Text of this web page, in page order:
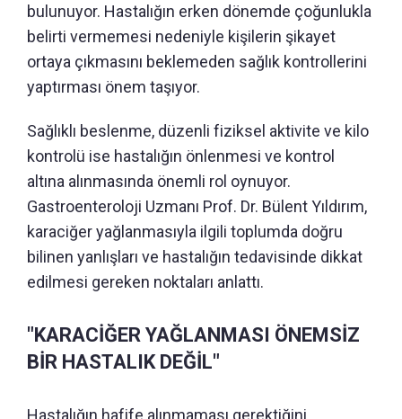
bulunuyor. Hastalığın erken dönemde çoğunlukla
belirti vermemesi nedeniyle kişilerin şikayet
ortaya çıkmasını beklemeden sağlık kontrollerini
yaptırması önem taşıyor.
Sağlıklı beslenme, düzenli fiziksel aktivite ve kilo
kontrolü ise hastalığın önlenmesi ve kontrol
altına alınmasında önemli rol oynuyor.
Gastroenteroloji Uzmanı Prof. Dr. Bülent Yıldırım,
karaciğer yağlanmasıyla ilgili toplumda doğru
bilinen yanlışları ve hastalığın tedavisinde dikkat
edilmesi gereken noktaları anlattı.
"KARACİĞER YAĞLANMASI ÖNEMSİZ
BİR HASTALIK DEĞİL"
Hastalığın hafife alınmaması gerektiğini